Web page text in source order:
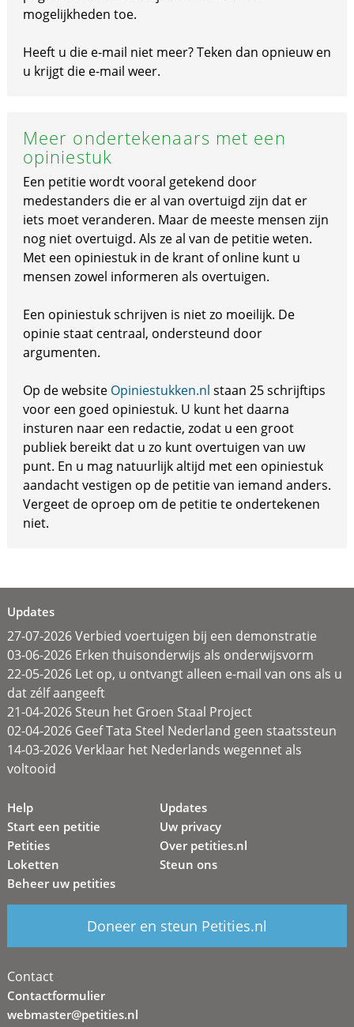
mogelijkheden toe.
Heeft u die e-mail niet meer? Teken dan opnieuw en
u krijgt die e-mail weer.
Meer ondertekenaars met een
opiniestuk
Een petitie wordt vooral getekend door
medestanders die er al van overtuigd zijn dat er
iets moet veranderen. Maar de meeste mensen zijn
nog niet overtuigd. Als ze al van de petitie weten.
Met een opiniestuk in de krant of online kunt u
mensen zowel informeren als overtuigen.
Een opiniestuk schrijven is niet zo moeilijk. De
opinie staat centraal, ondersteund door
argumenten.
Op de website Opiniestukken.nl staan 25 schrijftips
voor een goed opiniestuk. U kunt het daarna
insturen naar een redactie, zodat u een groot
publiek bereikt dat u zo kunt overtuigen van uw
punt. En u mag natuurlijk altijd met een opiniestuk
aandacht vestigen op de petitie van iemand anders.
Vergeet de oproep om de petitie te ondertekenen
niet.
Updates
27-07-2026 Verbied voertuigen bij een demonstratie
03-06-2026 Erken thuisonderwijs als onderwijsvorm
22-05-2026 Let op, u ontvangt alleen e-mail van ons als u
dat zélf aangeeft
21-04-2026 Steun het Groen Staal Project
02-04-2026 Geef Tata Steel Nederland geen staatssteun
14-03-2026 Verklaar het Nederlands wegennet als
voltooid
Help
Start een petitie
Petities
Loketten
Beheer uw petities
Updates
Uw privacy
Over petities.nl
Steun ons
Doneer en steun Petities.nl
Contact
Contactformulier
webmaster@petities.nl